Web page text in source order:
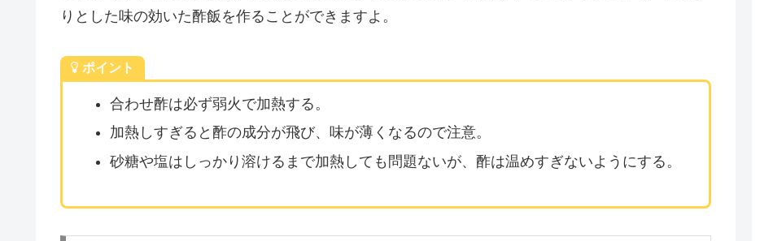
りとした味の効いた酢飯を作ることができますよ。
ポイント
合わせ酢は必ず弱火で加熱する。
加熱しすぎると酢の成分が飛び、味が薄くなるので注意。
砂糖や塩はしっかり溶けるまで加熱しても問題ないが、酢は温めすぎないようにする。